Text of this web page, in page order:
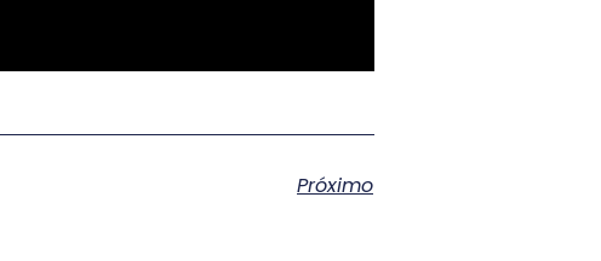
Próximo